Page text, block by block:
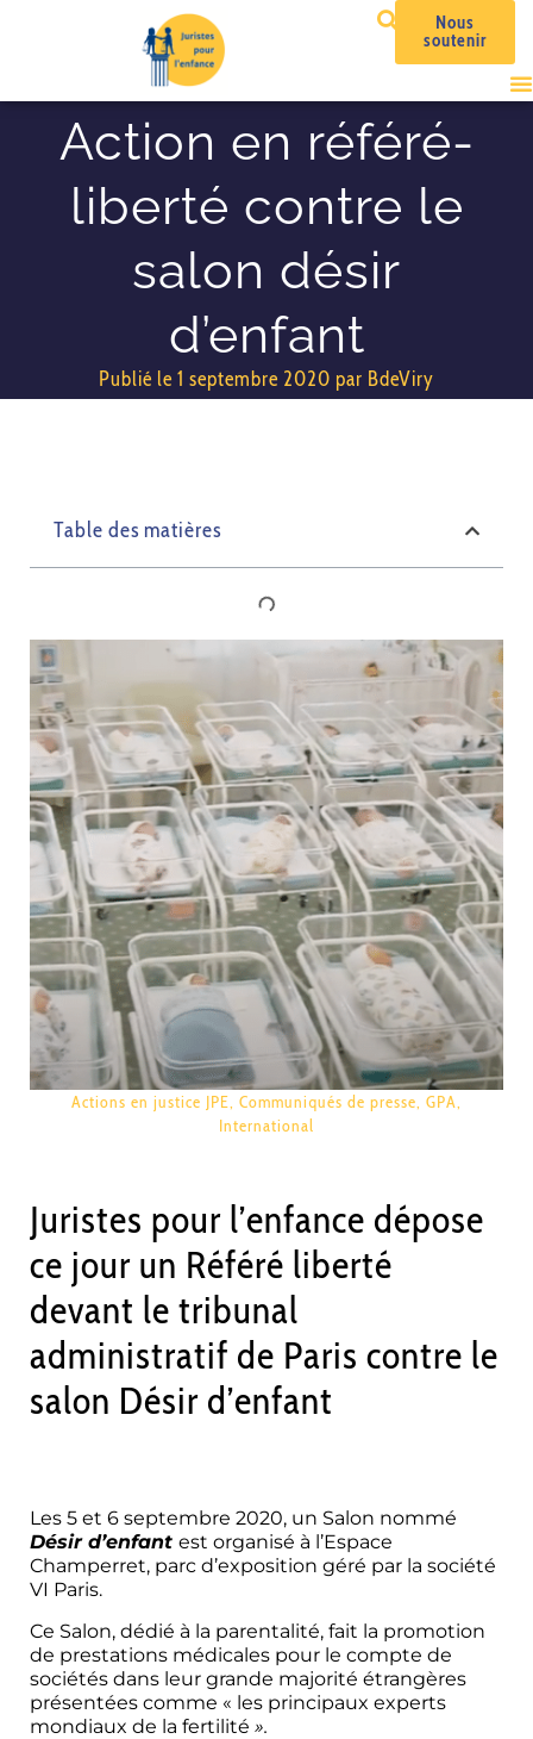
Nous
soutenir
Action en référé-
liberté contre le
salon désir
d’enfant
Publié le 1 septembre 2020 par BdeViry
Table des matières
Actions en justice JPE, Communiqués de presse, GPA,
International
Juristes pour l’enfance dépose
ce jour un Référé liberté
devant le tribunal
administratif de Paris contre le
salon Désir d’enfant
Les 5 et 6 septembre 2020, un Salon nommé
Désir d’enfant est organisé à l’Espace
Champerret, parc d’exposition géré par la société
VI Paris.
Ce Salon, dédié à la parentalité, fait la promotion
de prestations médicales pour le compte de
sociétés dans leur grande majorité étrangères
présentées comme « les principaux experts
mondiaux de la fertilité ».